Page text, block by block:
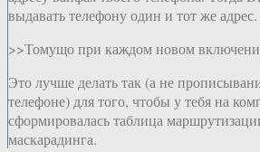
выдавать телефону один и тот же
>>Томущо при каждом новом
Это лучше делать так (а не
телефоне) для того, чтобы у тебя на
сформировалась таблица
маскарадинга.